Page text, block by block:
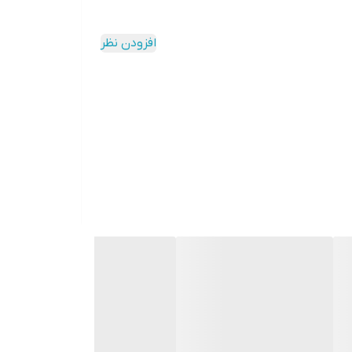
افزودن نظر